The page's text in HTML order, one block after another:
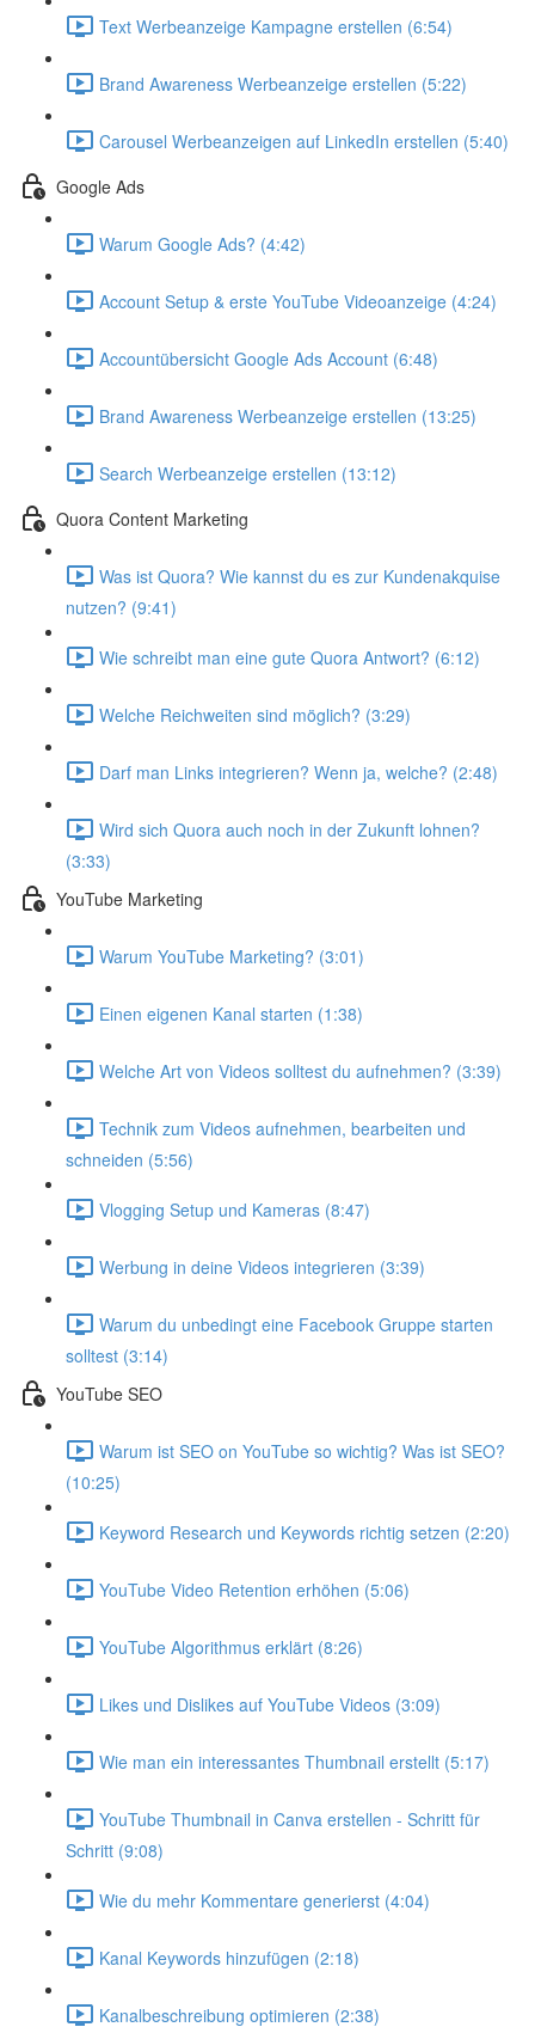
Text Werbeanzeige Kampagne erstellen (6:54)
Brand Awareness Werbeanzeige erstellen (5:22)
Carousel Werbeanzeigen auf LinkedIn erstellen (5:40)
Google Ads
Warum Google Ads? (4:42)
Account Setup & erste YouTube Videoanzeige (4:24)
Accountübersicht Google Ads Account (6:48)
Brand Awareness Werbeanzeige erstellen (13:25)
Search Werbeanzeige erstellen (13:12)
Quora Content Marketing
Was ist Quora? Wie kannst du es zur Kundenakquise
nutzen? (9:41)
Wie schreibt man eine gute Quora Antwort? (6:12)
Welche Reichweiten sind möglich? (3:29)
Darf man Links integrieren? Wenn ja, welche? (2:48)
Wird sich Quora auch noch in der Zukunft lohnen?
(3:33)
YouTube Marketing
Warum YouTube Marketing? (3:01)
Einen eigenen Kanal starten (1:38)
Welche Art von Videos solltest du aufnehmen? (3:39)
Technik zum Videos aufnehmen, bearbeiten und
schneiden (5:56)
Vlogging Setup und Kameras (8:47)
Werbung in deine Videos integrieren (3:39)
Warum du unbedingt eine Facebook Gruppe starten
solltest (3:14)
YouTube SEO
Warum ist SEO on YouTube so wichtig? Was ist SEO?
(10:25)
Keyword Research und Keywords richtig setzen (2:20)
YouTube Video Retention erhöhen (5:06)
YouTube Algorithmus erklärt (8:26)
Likes und Dislikes auf YouTube Videos (3:09)
Wie man ein interessantes Thumbnail erstellt (5:17)
YouTube Thumbnail in Canva erstellen - Schritt für
Schritt (9:08)
Wie du mehr Kommentare generierst (4:04)
Kanal Keywords hinzufügen (2:18)
Kanalbeschreibung optimieren (2:38)